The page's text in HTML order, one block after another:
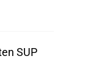
SUP